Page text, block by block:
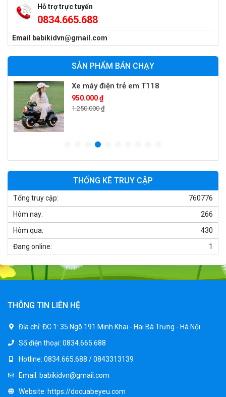
Hỗ trợ trực tuyến
0834.665.688
Email babikidvn@gmail.com
SẢN PHẨM BÁN CHẠY
900.000 ₫
Xe máy điện trẻ em T118
950.000 ₫
1.250.000 ₫
Xe điện trẻ em 7017
Xe ô tô điện trẻ em cảnh sát J2988
Xe ô tô điện trẻ em địa hình M666
2.400.000 ₫
Xe máy điện trẻ em BJQ-M03
1.950.000 ₫
Xe ô tô điện trẻ em BPD-702
1.530.000 ₫
THỐNG KÊ TRUY CẬP
760776
Tổng truy cập:
266
Hôm nay:
430
Hôm qua:
1
Đang online:
THÔNG TIN LIÊN HỆ
Địa chỉ: ĐC 1: 35 Ngõ 191 Minh Khai - Hai Bà Trưng - Hà Nội
Số điện thoại: 0834.665.688
Hotline: 0834.665.688 / 0843313139
Email: babikidvn@gmail.com
Website: https://docuabeyeu.com